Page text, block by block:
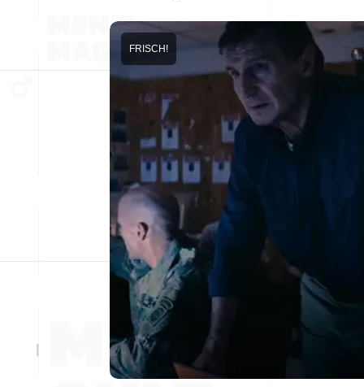
FRISCH!